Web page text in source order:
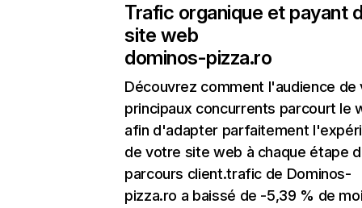
Trafic organique et payant
site web
dominos-pizza.ro
Découvrez comment l'audience de
principaux concurrents parcourt le
afin d'adapter parfaitement
de votre site web à chaque étape
parcours client.trafic de Dominos-
pizza.ro a baissé de -5,39 % de